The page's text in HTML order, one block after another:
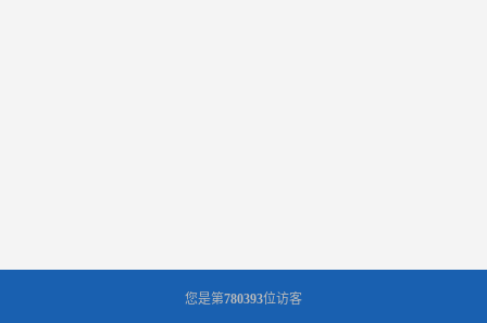
您是第780393位访客